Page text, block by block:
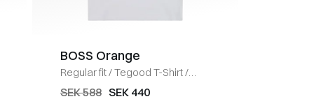
BOSS Orange
Regular fit/Tegood T-Shirt/
HVID
SEK 588 SEK 440